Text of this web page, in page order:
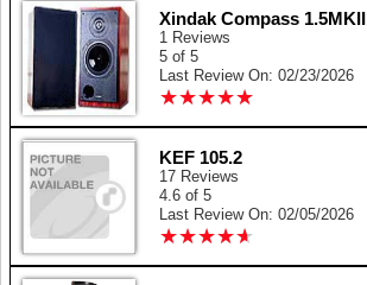
Xindak Compass 1.5MKII
1 Reviews
5 of 5
Last Review On: 02/23/2026
★★★★★
★★★★★
KEF 105.2
17 Reviews
4.6 of 5
Last Review On: 02/05/2026
★★★★★
★★★★★